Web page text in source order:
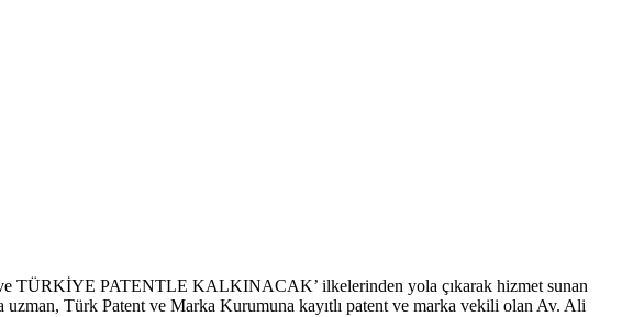
TÜRKİYE PATENTLE KALKINACAK’ ilkelerinden yola çıkarak hizmet sunan
Türk Patent ve Marka Kurumuna kayıtlı patent ve marka vekili olan Av. Ali